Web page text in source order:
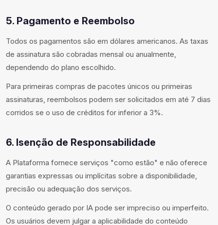
5. Pagamento e Reembolso
Todos os pagamentos são em dólares americanos. As taxas
de assinatura são cobradas mensal ou anualmente,
dependendo do plano escolhido.
Para primeiras compras de pacotes únicos ou primeiras
assinaturas, reembolsos podem ser solicitados em até 7 dias
corridos se o uso de créditos for inferior a 3%.
6. Isenção de Responsabilidade
A Plataforma fornece serviços "como estão" e não oferece
garantias expressas ou implícitas sobre a disponibilidade,
precisão ou adequação dos serviços.
O conteúdo gerado por IA pode ser impreciso ou imperfeito.
Os usuários devem julgar a aplicabilidade do conteúdo